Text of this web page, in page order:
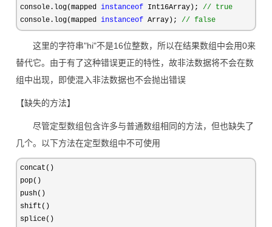
console.log(mapped instanceof Int16Array); // true
console.log(mapped instanceof Array); // false
这里的字符串"hi"不是16位整数，所以在结果数组中会用0来
替代它。由于有了这种错误更正的特性，故非法数据将不会在数
组中出现，即使混入非法数据也不会抛出错误
【缺失的方法】
尽管定型数组包含许多与普通数组相同的方法，但也缺失了
几个。以下方法在定型数组中不可使用
concat()
pop()
push()
shift()
splice()